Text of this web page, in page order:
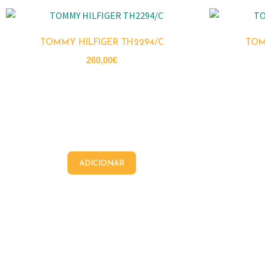
TOMMY HILFIGER TH2294/C
260,00€
ADICIONAR